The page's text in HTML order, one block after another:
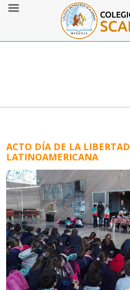
ACTO DÍA DE LA LIBERTAD
LATINOAMERICANA